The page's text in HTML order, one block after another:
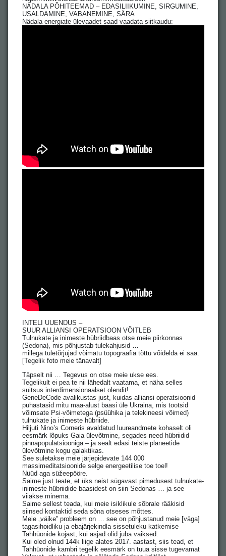
NÄDALA PÕHITEEMAD – EDASILIIKUMINE, SIRGUMINE,
USALDAMINE, VABANEMINE, SÄRA
Nädala energiate ülevaadet saad vaadata siitkaudu:
INTELI UUENDUS –
SUUR ALLIANSI OPERATSIOON VÕITLEB
Tulnukate ja inimeste hübriidbaas otse meie piirkonnas
(Sedona), mis põhjustab tulekahjusid …
millega tuletõrjujad võimatu topograafia tõttu võidelda ei saa.
[Tegelik foto meie tänavalt]
Täpselt nii … Tegevus on otse meie ukse ees.
Tegelikult ei pea te nii lähedalt vaatama, et näha selles
suitsus interdimensionaalset olendit!
GeneDeCode avalikustas just, kuidas alliansi operatsioonid
puhastasid mitu maa-alust baasi üle Ukraina, mis tootsid
võimsate Psi-võimetega (psüühika ja telekineesi võimed)
tulnukate ja inimeste hübriide.
Hiljuti Nino’s Corneris avaldatud luureandmete kohaselt oli
eesmärk lõpuks Gaia ülevõtmine, segades need hübriidid
pinnapopulatsiooniga – ja sealt edasi teiste planeetide
ülevõtmine kogu galaktikas.
See suletakse meie järjepidevate 144 000
massimeditatsioonide selge energeetilise toe toel!
Nüüd aga süžeepööre.
Saime just teate, et üks neist sügavast pimedusest tulnukate-
inimeste hübriidide baasidest on siin Sedonas … ja see
viiakse minema.
Saime sellest teada, kui meie isiklikule sõbrale rääkisid
siinsed kontaktid seda sõna otseses mõttes.
Meie „väike” probleem on … see on põhjustanud meie [väga]
tagasihoidliku ja ebajärjekindla sissetuleku katkemise
Tahhüonide kojast, kui asjad olid juba vaiksed.
Kui oled olnud 144k liige alates 2017. aastast, siis tead, et
Tahhüonide kambri tegelik eesmärk on tuua sisse tugevamat